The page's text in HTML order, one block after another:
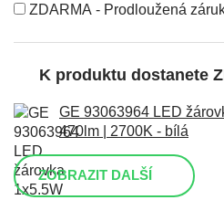
ZDARMA - Prodloužená
K produktu dostanete
GE 93063964 LED
470lm | 2700K - bílá
ZOBRAZIT DALŠÍ